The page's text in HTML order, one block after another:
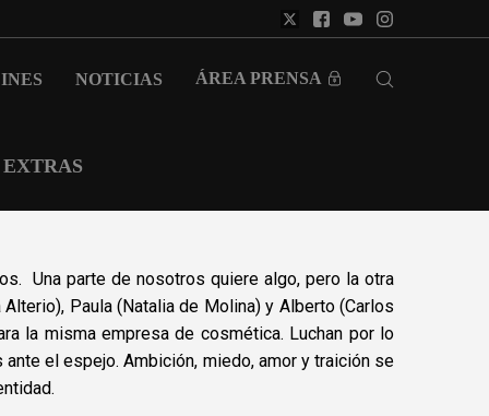
NOTICIAS ÁREA PRENSA
EXTRAS
Una parte de nosotros quiere algo, pero la otra
Paula (Natalia de Molina) y Alberto (Carlos
la misma empresa de cosmética. Luchan por lo
ante el espejo.Ambición, miedo, amor y traición se